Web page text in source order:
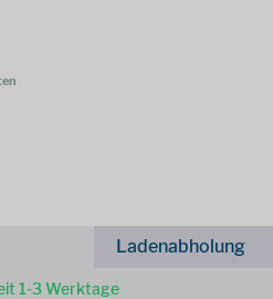
Ladenabholung
1-3 Werktage